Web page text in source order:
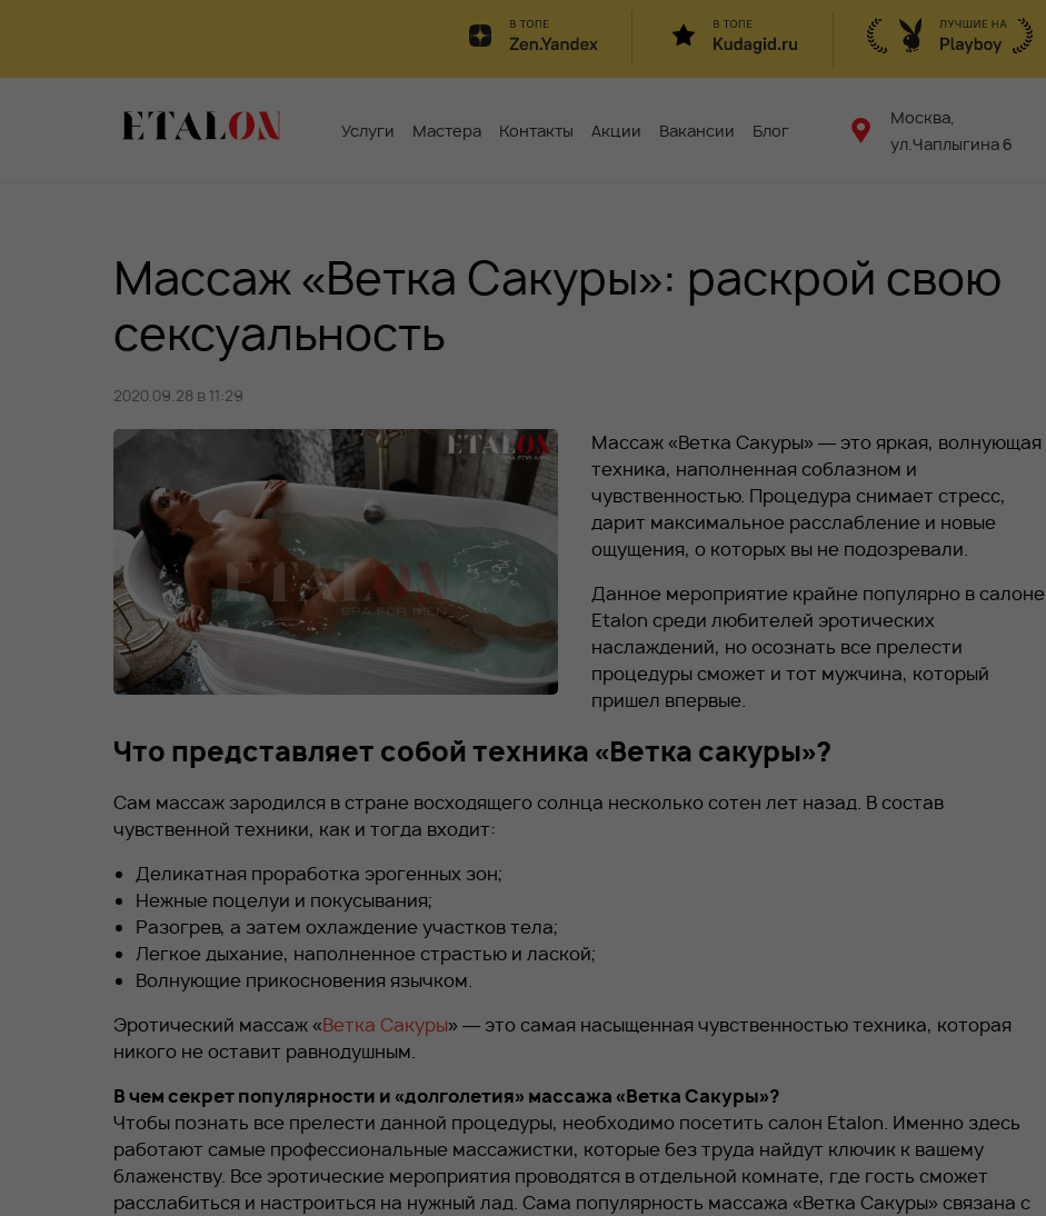
Услуги Мастера Контакты Акции Вакансии Блог
Москва,
ул.Чаплыгина 6
Массаж «Ветка Сакуры»: раскрой свою
сексуальность
2020.09.28 в 11:29
Массаж «Ветка Сакуры» — это яркая, волнующая
техника, наполненная соблазном и
чувственностью. Процедура снимает стресс,
дарит максимальное расслабление и новые
ощущения, о которых вы не подозревали.
Данное мероприятие крайне популярно в салоне
Etalon среди любителей эротических
наслаждений, но осознать все прелести
процедуры сможет и тот мужчина, который
пришел впервые.
Что представляет собой техника «Ветка сакуры»?
Сам массаж зародился в стране восходящего солнца несколько сотен лет назад. В состав
чувственной техники, как и тогда входит:
Деликатная проработка эрогенных зон;
Нежные поцелуи и покусывания;
Разогрев, а затем охлаждение участков тела;
Легкое дыхание, наполненное страстью и лаской;
Волнующие прикосновения язычком.
Эротический массаж «Ветка Сакуры» — это самая насыщенная чувственностью техника, которая
никого не оставит равнодушным.
В чем секрет популярности и «долголетия» массажа «Ветка Сакуры»?
Чтобы познать все прелести данной процедуры, необходимо посетить салон Etalon. Именно здесь
работают самые профессиональные массажистки, которые без труда найдут ключик к вашему
блаженству. Все эротические мероприятия проводятся в отдельной комнате, где гость сможет
расслабиться и настроиться на нужный лад. Сама популярность массажа «Ветка Сакуры» связана с